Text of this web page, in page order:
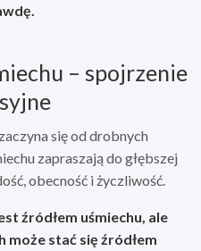
– spojrzenie
się od drobnych
zapraszają do głębszej
obecność i życzliwość.
źródłem uśmiechu, ale
może stać się źródłem